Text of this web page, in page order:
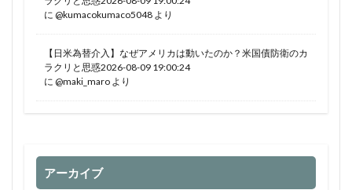
に @kumacokumaco5048 より
【日米為替介入】なぜアメリカは動いたのか？米国債防衛のカ
ラクリと思惑2026-08-09 19:00:24
に @maki_maro より
アーカイブ